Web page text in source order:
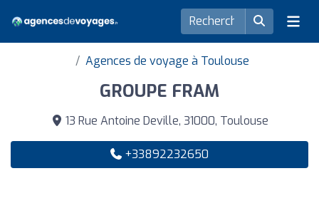
Agences de voyage à Toulouse
GROUPE FRAM
13 Rue Antoine Deville, 31000, Toulouse
+33892232650